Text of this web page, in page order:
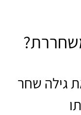
גילה שחר